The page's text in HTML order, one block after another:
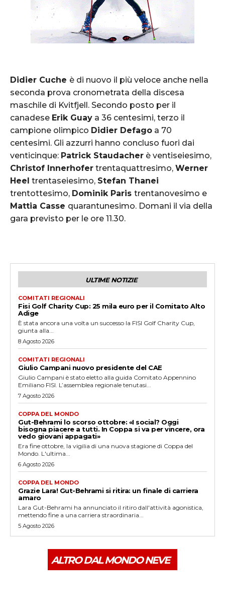
Didier Cuche è di nuovo il più veloce anche nella
seconda prova cronometrata della discesa
maschile di Kvitfjell. Secondo posto per il
canadese Erik Guay a 36 centesimi, terzo il
campione olimpico Didier Defago a 70
centesimi. Gli azzurri hanno concluso fuori dai
venticinque: Patrick Staudacher è ventiseiesimo,
Christof Innerhofer trentaquattresimo, Werner
Heel trentaseiesimo, Stefan Thanei
trentottesimo, Dominik Paris trentanovesimo e
Mattia Casse quarantunesimo. Domani il via della
gara previsto per le ore 11.30.
ULTIME NOTIZIE
COMITATI REGIONALI
Fisi Golf Charity Cup: 25 mila euro per il Comitato Alto
Adige
È stata ancora una volta un successo la FISI Golf Charity Cup,
giunta alla...
8 Agosto 2026
COMITATI REGIONALI
Giulio Campani nuovo presidente del CAE
Giulio Campani è stato eletto alla guida Comitato Appennino
Emiliano FISI. L’assemblea regionale tenutasi...
7 Agosto 2026
COPPA DEL MONDO
Gut-Behrami lo scorso ottobre: «I social? Oggi
bisogna piacere a tutti. In Coppa si va per vincere, ora
vedo giovani appagati»
Era fine ottobre, la vigilia di una nuova stagione di Coppa del
Mondo. L'ultima...
6 Agosto 2026
COPPA DEL MONDO
Grazie Lara! Gut-Behrami si ritira: un finale di carriera
amaro
Lara Gut-Behrami ha annunciato il ritiro dall'attività agonistica,
mettendo fine a una carriera straordinaria...
5 Agosto 2026
ALTRO DAL MONDO NEVE